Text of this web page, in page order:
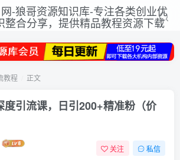
教程 正文
度引流课，日引200+精准粉（价
关注 私信